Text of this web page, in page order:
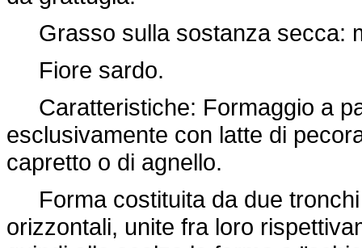
Grasso sulla sostanza secca:
Fiore sardo.
Caratteristiche: Formaggio a
esclusivamente con latte di
capretto o di agnello.
Forma costituita da due
orizzontali, unite fra loro